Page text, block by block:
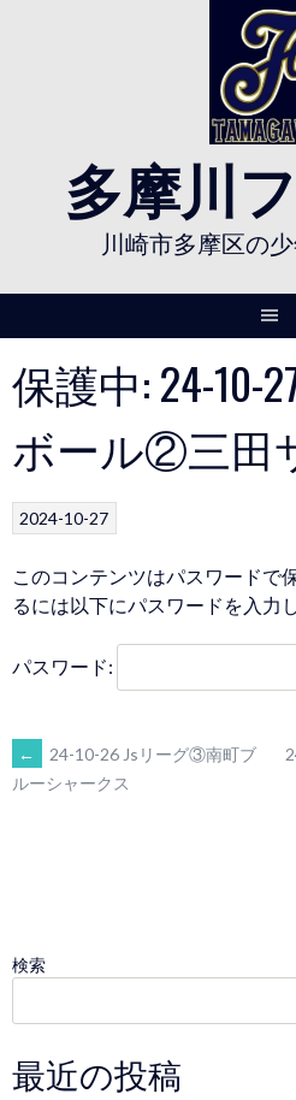
多摩川
川崎市多摩区の
保護中: 24-10-
ボール②三田
2024-10-27
このコンテンツはパスワードで
るには以下にパスワードを入力
パスワード:
POST
←
24-10-26 Jsリーグ③南町ブ
ルーシャークス
検索
最近の投稿